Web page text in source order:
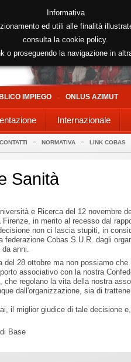
IMPIEGO ONLUS AZIMUT
Internazionale
CONTATTI NORMATIVA LINK COBAS
Sanità
e Ricerca del 12 novembre
in merito al recesso dal
non ci lascia stupiti, in
Cobas S.U.R. dagli
anni.
28 ottobre ma non possiamo che
associativo con la nostra
regolano la vita della nostra
dall'organizzazione, sia di
il miglior giudice di tale decisione
Base
Informativa
ed utili alle finalità
consulta la cookie policy.
o proseguendo la navigazione in